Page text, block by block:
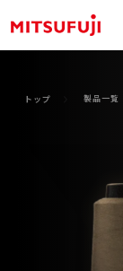
トップ 製品一覧